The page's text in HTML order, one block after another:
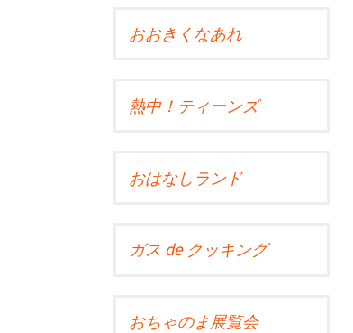
おおきくなあれ
熱中！ティーンズ
おはなしランド
ガス de クッキング
おちゃのま展覧会